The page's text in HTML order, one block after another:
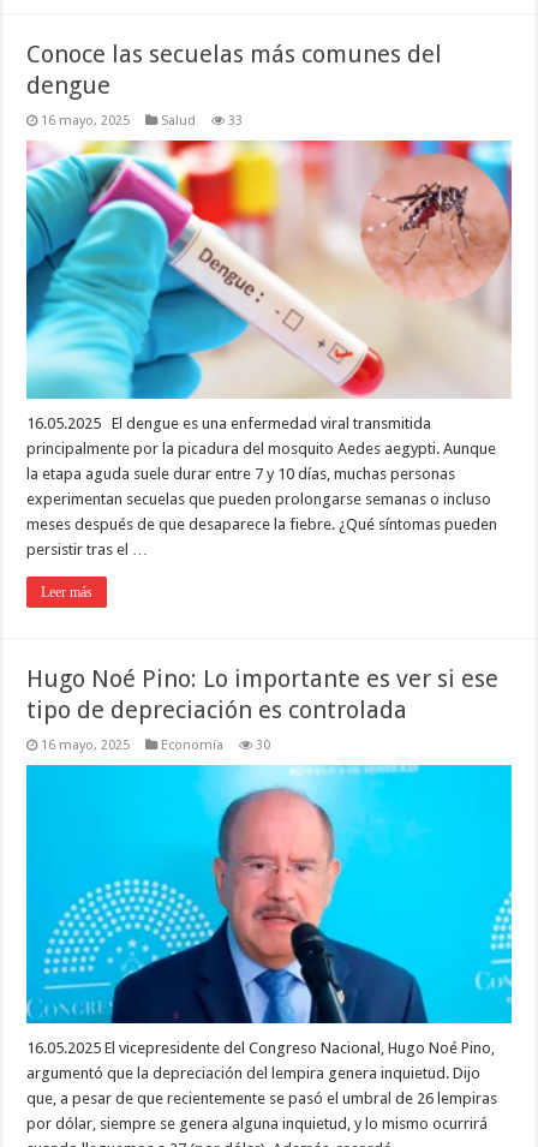
Conoce las secuelas más comunes del
dengue
16 mayo, 2025 Salud 33
16.05.2025 El dengue es una enfermedad viral transmitida
principalmente por la picadura del mosquito Aedes aegypti. Aunque
la etapa aguda suele durar entre 7 y 10 días, muchas personas
experimentan secuelas que pueden prolongarse semanas o incluso
meses después de que desaparece la fiebre. ¿Qué síntomas pueden
persistir tras el …
Leer más
Hugo Noé Pino: Lo importante es ver si ese
tipo de depreciación es controlada
16 mayo, 2025 Economía 30
16.05.2025 El vicepresidente del Congreso Nacional, Hugo Noé Pino,
argumentó que la depreciación del lempira genera inquietud. Dijo
que, a pesar de que recientemente se pasó el umbral de 26 lempiras
por dólar, siempre se genera alguna inquietud, y lo mismo ocurrirá